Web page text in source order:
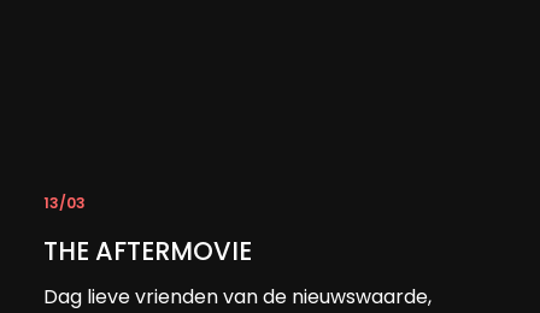
13/03
THE AFTERMOVIE
Dag lieve vrienden van de nieuwswaarde,